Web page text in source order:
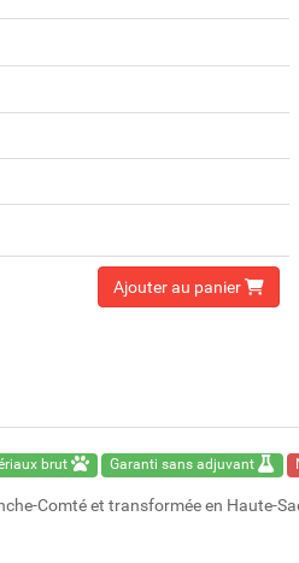
Ajouter au panier
brut Garanti sans adjuvant
Comté et transformée en Haute-